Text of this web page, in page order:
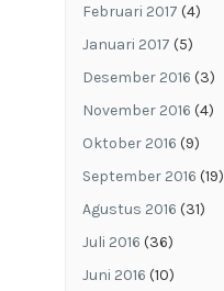
Februari 2017 (4)
Januari 2017 (5)
Desember 2016 (3)
November 2016 (4)
Oktober 2016 (9)
September 2016 (19)
Agustus 2016 (31)
Juli 2016 (36)
Juni 2016 (10)